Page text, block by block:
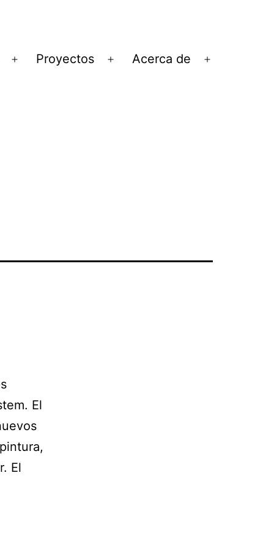
Abrir
Proyectos
Abrir
Acerca de
El
El